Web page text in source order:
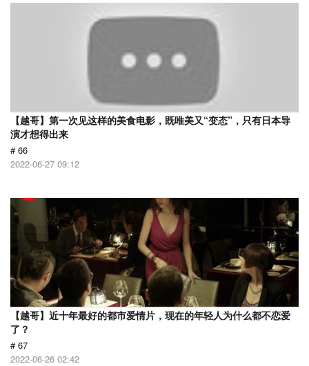
【越哥】第一次见这样的美食电影，既唯美又“变态”，只有日本导
演才想得出来
# 66
2022-06-27 09:12
【越哥】近十年最好的都市爱情片，现在的年轻人为什么都不恋爱
了？
# 67
2022-06-26 02:42